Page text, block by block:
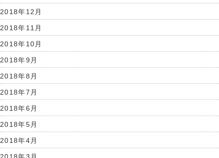
2018年12月
2018年11月
2018年10月
2018年9月
2018年8月
2018年7月
2018年6月
2018年5月
2018年4月